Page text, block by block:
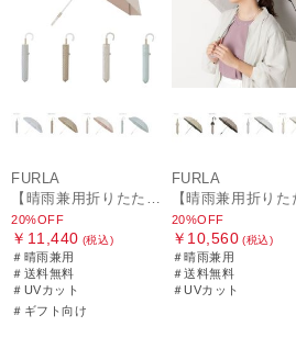
FURLA
【晴雨兼用折りたたみ日傘】フルラ (FURLA) パールリボンジャガード 遮光99.99 遮熱 UV99.99
20%OFF
￥11,440 (税込)
＃晴雨兼用
＃送料無料
＃UVカット
＃ギフト向け
FURLA
20%OFF
￥10,560 (税込)
＃晴雨兼用
＃送料無料
＃UVカット